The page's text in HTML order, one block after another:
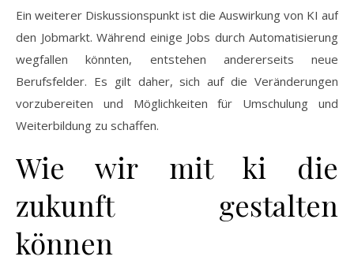
Ein weiterer Diskussionspunkt ist die Auswirkung von KI auf
den Jobmarkt. Während einige Jobs durch Automatisierung
wegfallen könnten, entstehen andererseits neue
Berufsfelder. Es gilt daher, sich auf die Veränderungen
vorzubereiten und Möglichkeiten für Umschulung und
Weiterbildung zu schaffen.
Wie wir mit ki die
zukunft gestalten
können